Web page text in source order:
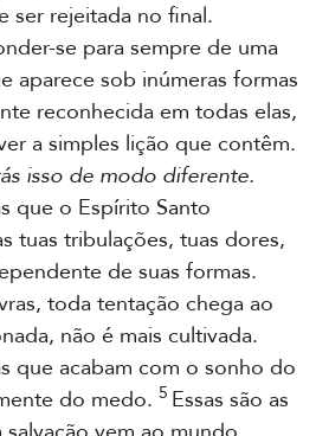
ser rejeitada no final.
se para sempre de uma
aparece sob inúmeras formas
reconhecida em todas elas,
a simples lição que contêm.
isso de modo diferente.
que o Espírito Santo
tuas tribulações, tuas dores,
de suas formas.
toda tentação chega ao
não é mais cultivada.
que acabam com o sonho do
do medo. 5 Essas são as